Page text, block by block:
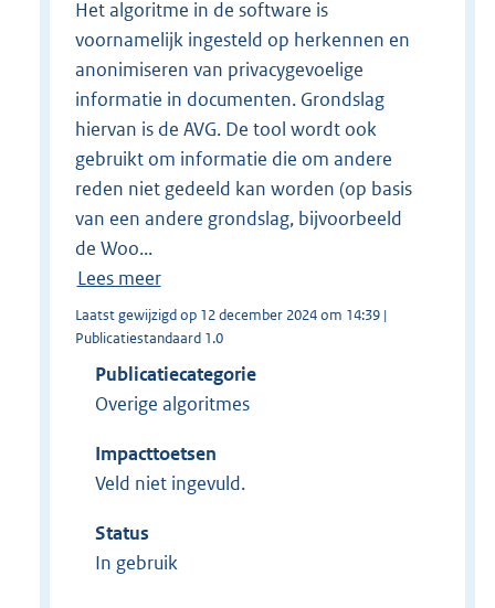
Het algoritme in de software is
voornamelijk ingesteld op herkennen en
anonimiseren van privacygevoelige
informatie in documenten. Grondslag
hiervan is de AVG. De tool wordt ook
gebruikt om informatie die om andere
reden niet gedeeld kan worden (op basis
van een andere grondslag, bijvoorbeeld
de Woo...
Lees meer
Laatst gewijzigd op 12 december 2024 om 14:39 |
Publicatiestandaard 1.0
Publicatiecategorie
Overige algoritmes
Impacttoetsen
Veld niet ingevuld.
Status
In gebruik